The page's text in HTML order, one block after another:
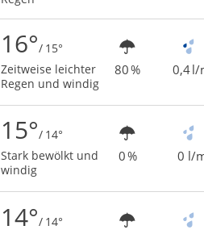
16°/ 15°
Zeitweise leichter
Regen und windig
80 % 0,4 l/
15°/ 14°
Stark bewölkt und
windig
0 % 0 l/
14°/ 14°
Zum